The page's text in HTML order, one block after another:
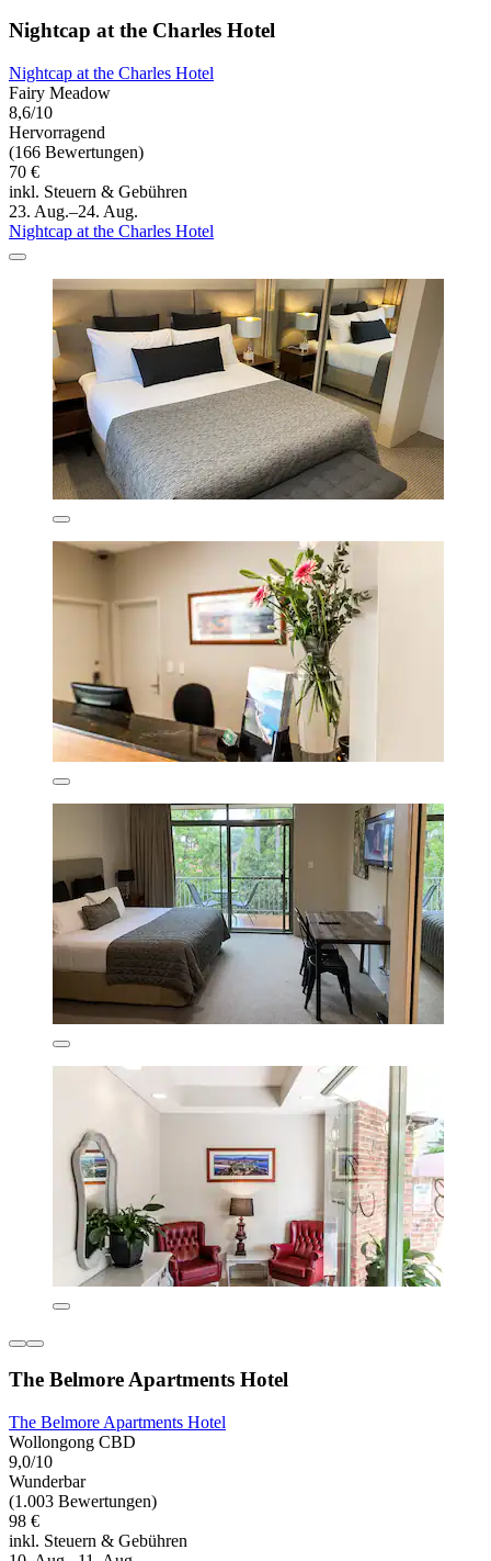
Nightcap at the Charles Hotel
Nightcap at the Charles Hotel
Fairy Meadow
8,6/10
Hervorragend
(166 Bewertungen)
70 €
inkl. Steuern & Gebühren
23. Aug.–24. Aug.
Nightcap at the Charles Hotel
The Belmore Apartments Hotel
The Belmore Apartments Hotel
Wollongong CBD
9,0/10
Wunderbar
(1.003 Bewertungen)
98 €
inkl. Steuern & Gebühren